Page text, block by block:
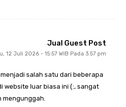
Jual Guest Post
12 Juli 2026 - 15:57 WIB Pada 3:57 pm
salah satu dari beberapa
website luar biasa ini (:, sangat